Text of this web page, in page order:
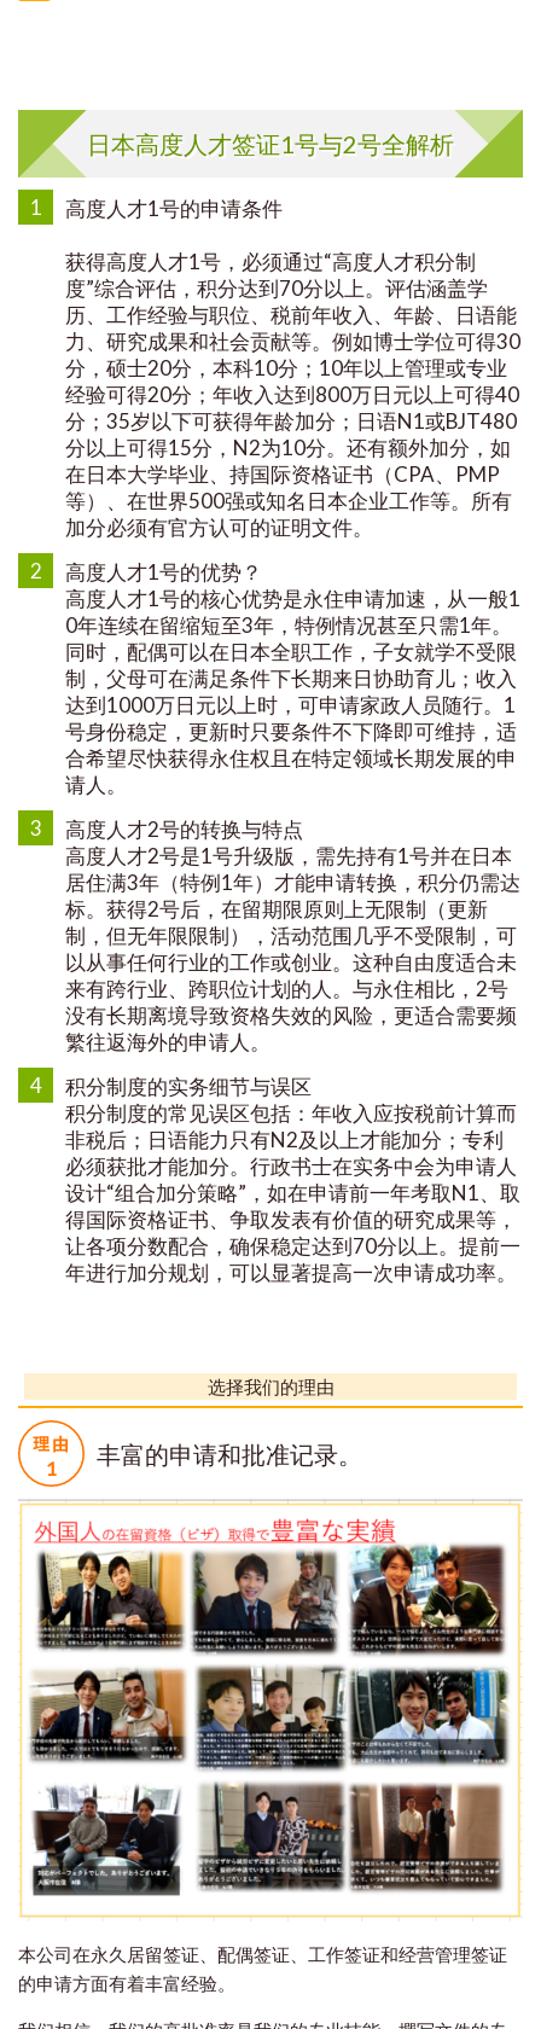
日本高度人才签证1号与2号全解析
1 高度人才1号的申请条件
获得高度人才1号，必须通过“高度人才积分制
度”综合评估，积分达到70分以上。评估涵盖学
历、工作经验与职位、税前年收入、年龄、日语能
力、研究成果和社会贡献等。例如博士学位可得30
分，硕士20分，本科10分；10年以上管理或专业
经验可得20分；年收入达到800万日元以上可得40
分；35岁以下可获得年龄加分；日语N1或BJT480
分以上可得15分，N2为10分。还有额外加分，如
在日本大学毕业、持国际资格证书（CPA、PMP
等）、在世界500强或知名日本企业工作等。所有
加分必须有官方认可的证明文件。
2
高度人才1号的优势？
高度人才1号的核心优势是永住申请加速，从一般1
0年连续在留缩短至3年，特例情况甚至只需1年。
同时，配偶可以在日本全职工作，子女就学不受限
制，父母可在满足条件下长期来日协助育儿；收入
达到1000万日元以上时，可申请家政人员随行。1
号身份稳定，更新时只要条件不下降即可维持，适
合希望尽快获得永住权且在特定领域长期发展的申
请人。
3
高度人才2号的转换与特点
高度人才2号是1号升级版，需先持有1号并在日本
居住满3年（特例1年）才能申请转换，积分仍需达
标。获得2号后，在留期限原则上无限制（更新
制，但无年限限制），活动范围几乎不受限制，可
以从事任何行业的工作或创业。这种自由度适合未
来有跨行业、跨职位计划的人。与永住相比，2号
没有长期离境导致资格失效的风险，更适合需要频
繁往返海外的申请人。
4
积分制度的实务细节与误区
积分制度的常见误区包括：年收入应按税前计算而
非税后；日语能力只有N2及以上才能加分；专利
必须获批才能加分。行政书士在实务中会为申请人
设计“组合加分策略”，如在申请前一年考取N1、取
得国际资格证书、争取发表有价值的研究成果等，
让各项分数配合，确保稳定达到70分以上。提前一
年进行加分规划，可以显著提高一次申请成功率。
选择我们的理由
丰富的申请和批准记录。
本公司在永久居留签证、配偶签证、工作签证和经营管理签证
的申请方面有着丰富经验。